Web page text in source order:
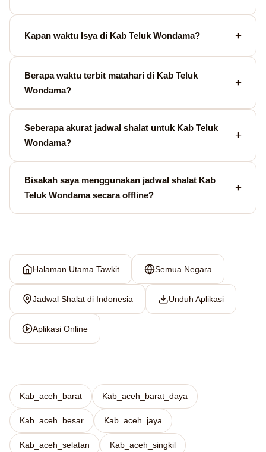
Kapan waktu Isya di Kab Teluk Wondama?
Berapa waktu terbit matahari di Kab Teluk
Wondama?
Seberapa akurat jadwal shalat untuk Kab Teluk
Wondama?
Bisakah saya menggunakan jadwal shalat Kab
Teluk Wondama secara offline?
Halaman Utama Tawkit Semua Negara
Jadwal Shalat di Indonesia Unduh Aplikasi
Aplikasi Online
Kab_aceh_barat Kab_aceh_barat_daya
Kab_aceh_besar Kab_aceh_jaya
Kab_aceh_selatan Kab_aceh_singkil